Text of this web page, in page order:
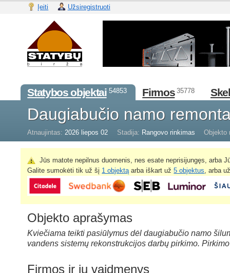
Įeiti Užsiregistruoti
Statybos objektai 54853 Firmos 35778
Daugiabučio namo
Atnaujintas: 2026 liepos 02 Stadija: Rangovo rinkimas Objekto
Jūs matote nepilnus duomenis, nes esate neprisijungęs, arba
Galite sumokėti tik už šį 1 objektą arba iškart už5 objektus , arba
Objekto aprašymas
Kviečiama teikti pasiūlymus dėl daugiabučio namo
vandens sistemų rekonstrukcijos darbų pirkimo.
Firmos ir jų vaidmenys